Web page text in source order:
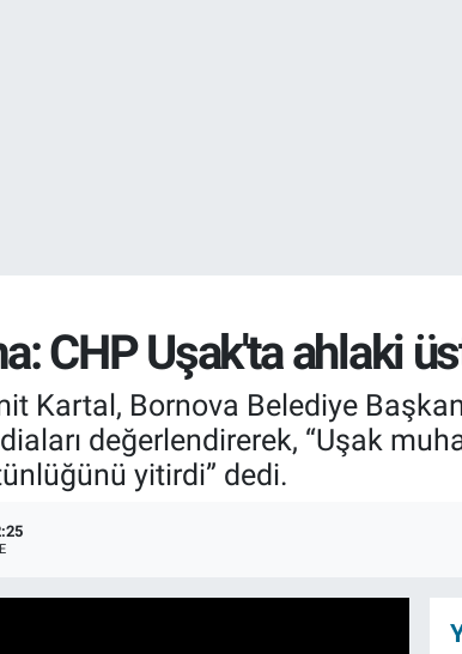
CHP Uşak'ta ahlaki
Kartal, Bornova Belediye
değerlendirerek, “Uşak
yitirdi” dedi.